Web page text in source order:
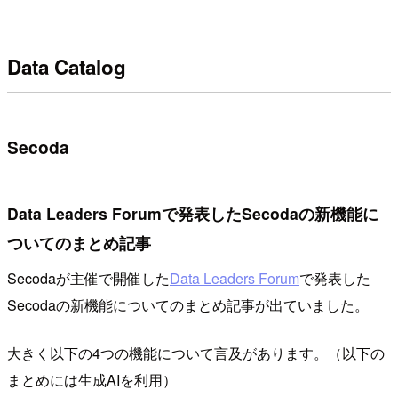
Data Catalog
Secoda
Data Leaders Forumで発表したSecodaの新機能に
ついてのまとめ記事
Secodaが主催で開催したData Leaders Forumで発表した
Secodaの新機能についてのまとめ記事が出ていました。
大きく以下の4つの機能について言及があります。（以下の
まとめには生成AIを利用）